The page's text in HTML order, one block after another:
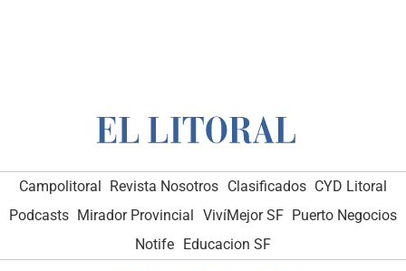
Campolitoral Revista Nosotros Clasificados CYD Litoral
Podcasts Mirador Provincial VivíMejor SF Puerto Negocios
Notife
Educacion SF